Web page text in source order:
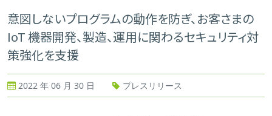
意図しないプログラムの動作を防ぎ、お客さまの
IoT 機器開発、製造、運用に関わるセキュリティ対
策強化を支援
2022 年 06 月 30 日 プレスリリース